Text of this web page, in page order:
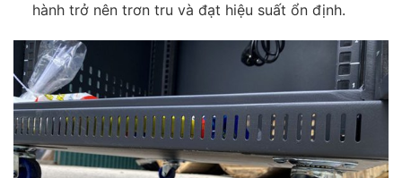
hành trở nên trơn tru và đạt hiệu suất ổn định.